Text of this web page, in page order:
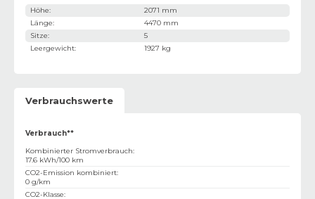
Höhe:
2071 mm
Länge:
4470 mm
Sitze:
5
Leergewicht: 1927 kg
Verbrauchswerte
Verbrauch**
Kombinierter Stromverbrauch:
17.6 kWh/100 km
CO2-Emission kombiniert:
0 g/km
CO2-Klasse: